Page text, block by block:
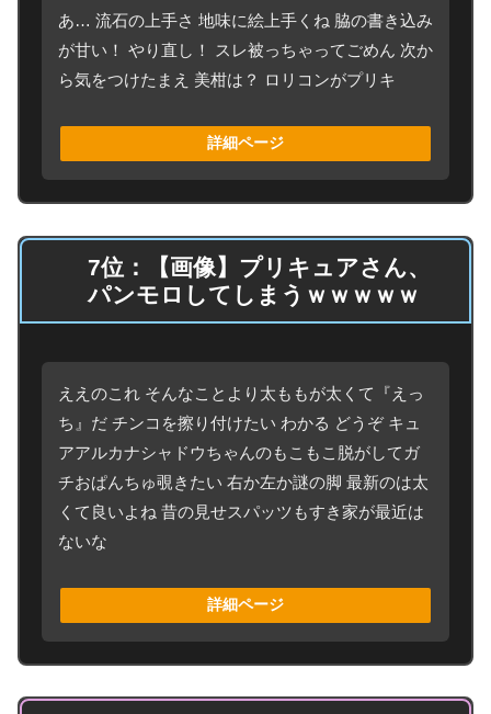
あ… 流石の上手さ 地味に絵上手くね 脇の書き込み
が甘い！ やり直し！ スレ被っちゃってごめん 次か
ら気をつけたまえ 美柑は？ ロリコンがプリキ
詳細ページ
7位：【画像】プリキュアさん、
パンモロしてしまうｗｗｗｗｗ
ええのこれ そんなことより太ももが太くて『えっ
ち』だ チンコを擦り付けたい わかる どうぞ キュ
アアルカナシャドウちゃんのもこもこ脱がしてガ
チおぱんちゅ覗きたい 右か左か謎の脚 最新のは太
くて良いよね 昔の見せスパッツもすき家が最近は
ないな
詳細ページ